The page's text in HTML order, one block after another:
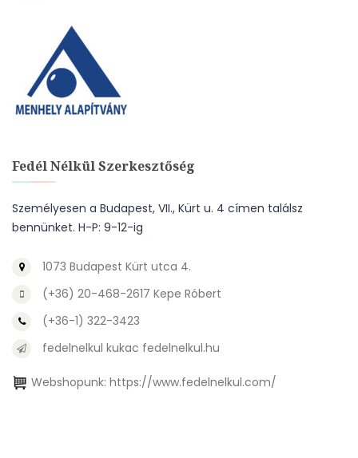
Fedél Nélkül Szerkesztőség
Személyesen a Budapest, VII., Kürt u. 4 címen találsz
bennünket. H-P: 9-12-ig
1073 Budapest Kürt utca 4.
(+36) 20-468-2617 Kepe Róbert
(+36-1) 322-3423
fedelnelkul kukac fedelnelkul.hu
Webshopunk: https://www.fedelnelkul.com/